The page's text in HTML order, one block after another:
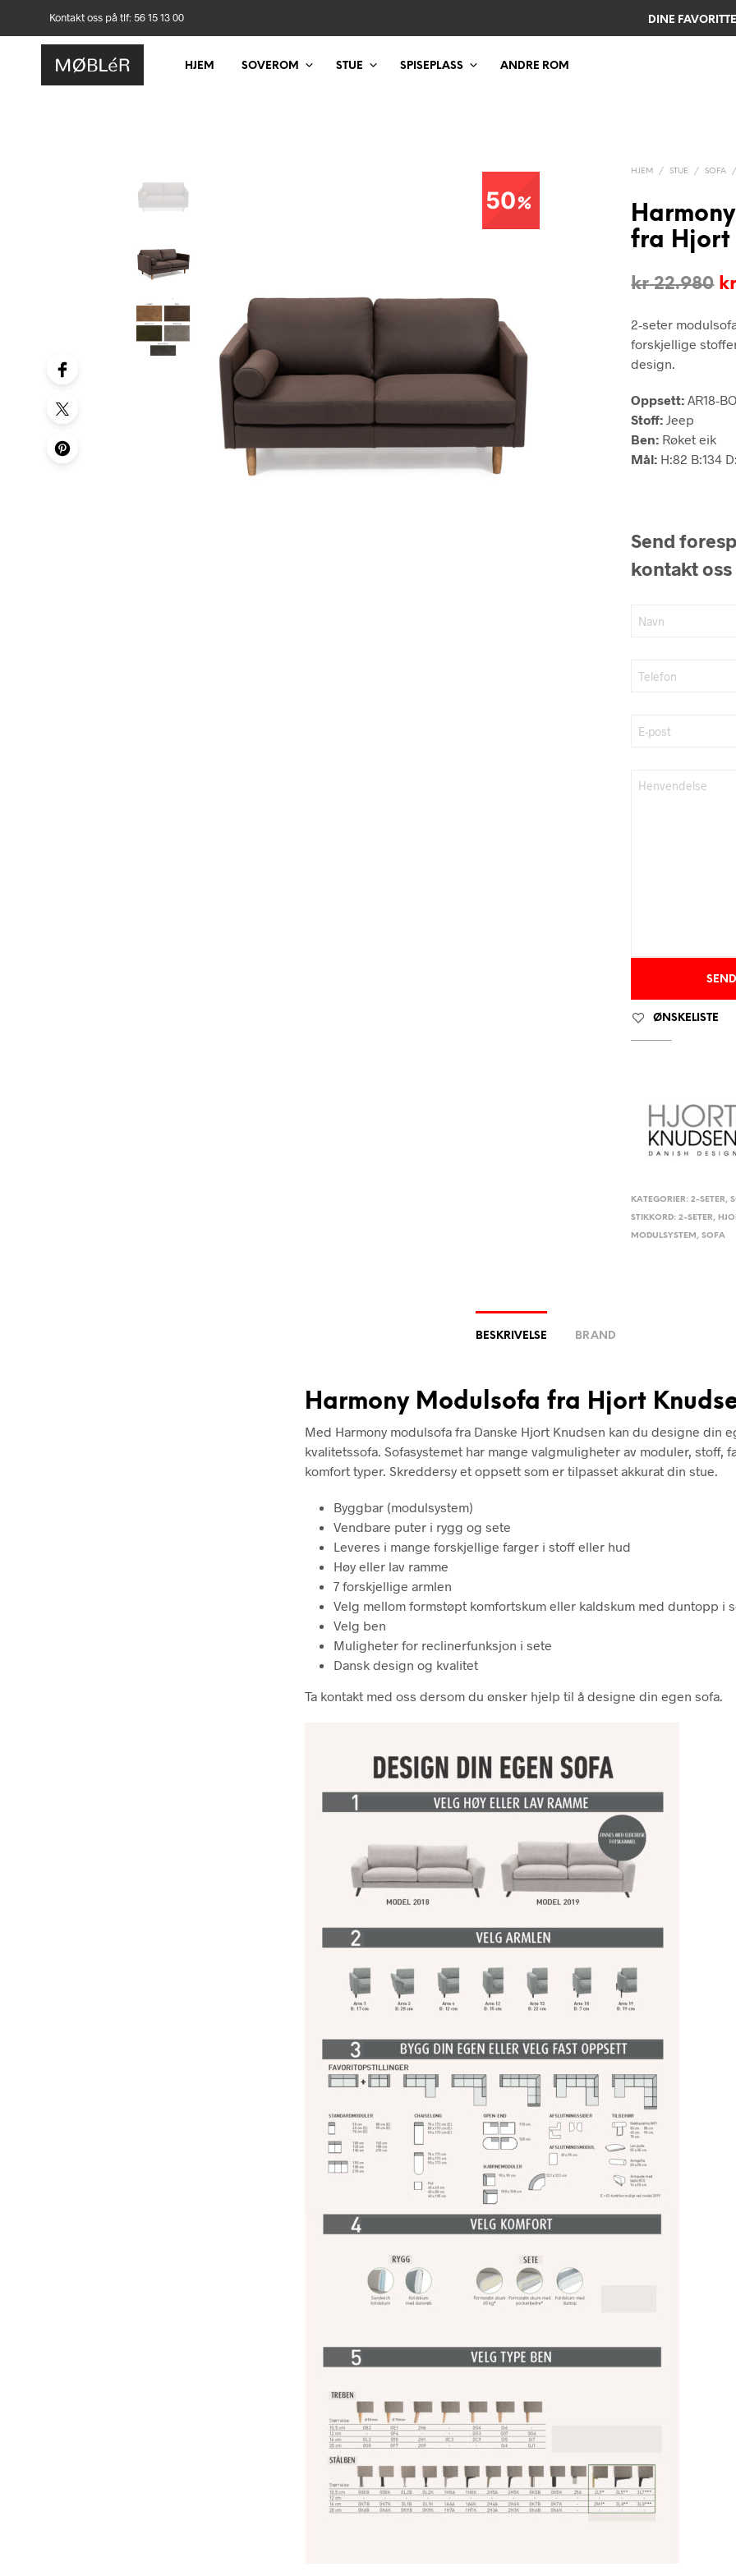
Kontakt oss på tlf: 56 15 13 00 DINE
HJEM SOVEROM STUE SPISEPLASS ANDRE ROM
50
HJEM / STUE / SOFA
fra Hjort
kr22.980
2-seter
forskjellige
design.
Oppsett: AR18-
Stoff: Jeep
Ben: Røket eik
Mål: H:82 B:134
Send
kontakt oss
ØNSKELISTE
KATEGORIER:2-SETER,
STIKKORD:2-SETER,
MODULSYSTEM ,SOFA
BESKRIVELSE BRAND
Harmony Modulsofa fra Hjort
Med Harmony modulsofa fra Danske Hjort Knudsen kan du designe din
kvalitetssofa. Sofasystemet har mange valgmuligheter av moduler, stoff,
komfort typer. Skreddersy et oppsett som er tilpasset akkurat din stue.
Byggbar (modulsystem)
Vendbare puter i rygg og sete
Leveres i mange forskjellige farger i stoff eller hud
Høy eller lav ramme
7 forskjellige armlen
Velg mellom formstøpt komfortskum eller kaldskum med duntopp i
Velg ben
Muligheter for reclinerfunksjon i sete
Dansk design og kvalitet
Ta kontakt med oss dersom du ønsker hjelp til å designe din egen sofa.